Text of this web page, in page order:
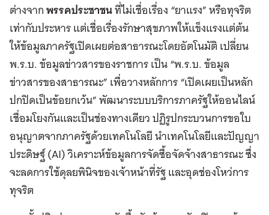
ต่างจากพรรคประชาชนที่ไม่เชื่อเรื่อง “ยาแรง” หรือทุจริต
เท่ากับประหาร แต่เชื่อเรื่องรักษาสุขภาพให้แข็งแรงแต่ต้น
ให้ข้อมูลภาครัฐเปิดเผยต่อสาธารณะโดยอัตโนมัติ เปลี่ยน
พ.ร.บ. ข้อมูลข่าวสารของราชการ เป็น “พ.ร.บ. ข้อมูล
ข่าวสารของสาธารณะ” เพื่อวางหลักการ “เปิดเผยเป็นหลัก
ปกปิดเป็นข้อยกเว้น” พัฒนาระบบบริการภาครัฐให้ออนไลน์
เชื่อมโยงกันและเป็นช่องทางเดียว ปฏิรูปกระบวนการขอใบ
อนุญาตจากภาครัฐด้วยเทคโนโลยี นำเทคโนโลยีและปัญญา
ประดิษฐ์ (AI) วิเคราะห์ข้อมูลการจัดซื้อจัดจ้างสาธารณะ ซึ่ง
จะลดการใช้ดุลยพินิจของเจ้าหน้าที่รัฐ และอุดช่องโหว่การ
ทุจริต